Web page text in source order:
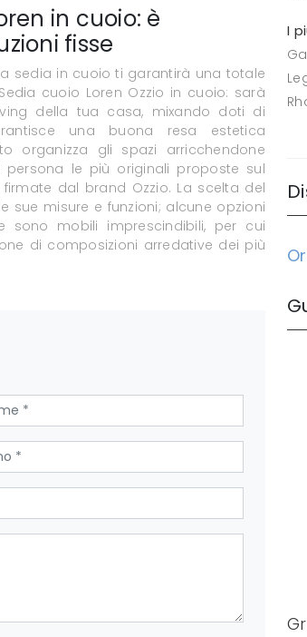
in cuoio: è
fisse
sedia in cuoio ti garantirà una totale
cuoio Loren Ozzio in cuoio: sarà
della tua casa, mixando doti di
una buona resa estetica
organizza gli spazi arricchendone
le più originali proposte sul
dal brand Ozzio. La scelta del
misure e funzioni; alcune opzioni
mobili imprescindibili, per cui
di composizioni arredative dei più
I